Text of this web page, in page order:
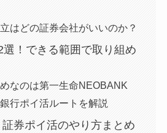
はどの証券会社がいいのか？
！できる範囲で取り組め
なのは第一生命NEOBANK
行ポイ活ルートを解説
券ポイ活のやり方まとめ